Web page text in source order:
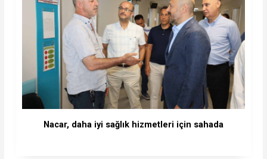
Nacar, daha iyi sağlık hizmetleri için sahada